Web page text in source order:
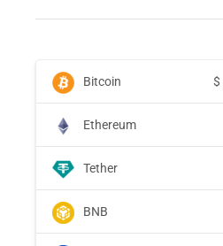
Bitcoin $
Ethereum
Tether
BNB